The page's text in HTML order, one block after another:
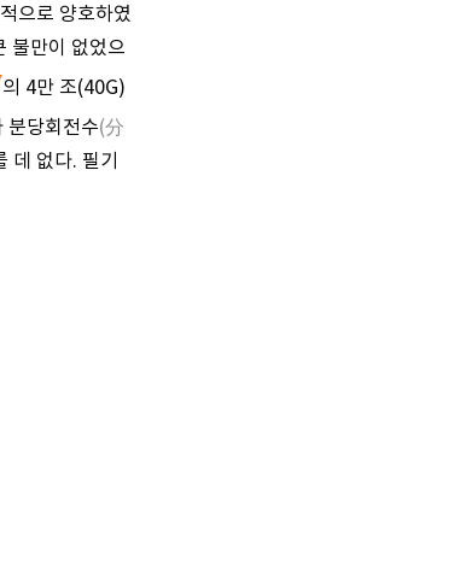
으로 양호하였
불만이 없었으
의 4만 조(40G)
분당회전수(分
데 없다. 필기